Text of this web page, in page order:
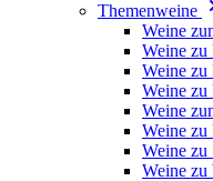
Themenweine
Weine
Weine zu
Weine zu
Weine zu
Weine
Weine zu
Weine zu
Weine zu